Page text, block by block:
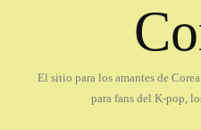
El sitio para los amantes de
para fans del K-pop,